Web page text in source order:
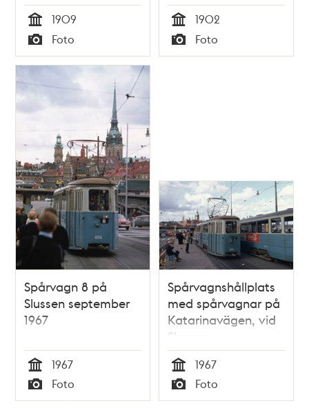
Tid
1909
Typ
Foto Tid
1902
Typ
Foto
Spårvagn 8 på
Slussen september
1967
Tid
1967
Typ
Foto
Spårvagnshållplats
med spårvagnar på
Katarinavägen, vid
Slussen
Tid
1967
Typ
Foto